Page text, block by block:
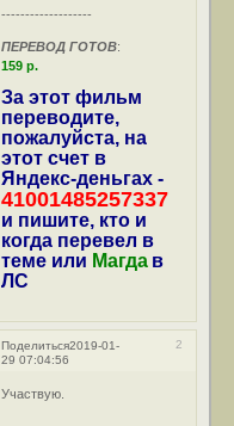
-------------------
ПЕРЕВОД ГОТОВ:
159 р.
За этот фильм
переводите,
пожалуйста, на
этот счет в
Яндекс-деньгах -
41001485257337
и пишите, кто и
когда перевел в
теме или Магда в
ЛС
Поделиться 2
2019-01-
29 07:04:56
Участвую.